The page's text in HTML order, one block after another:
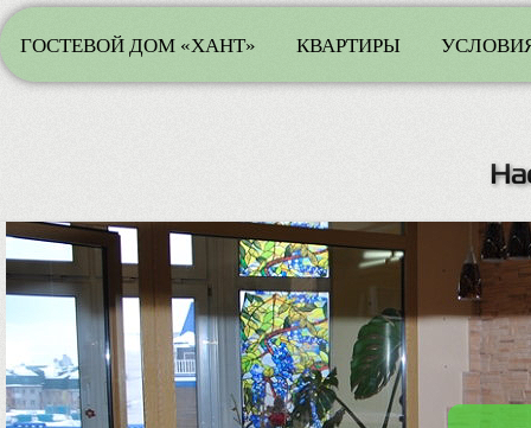
ГОСТЕВОЙ ДОМ «ХАНТ» КВАРТИРЫ